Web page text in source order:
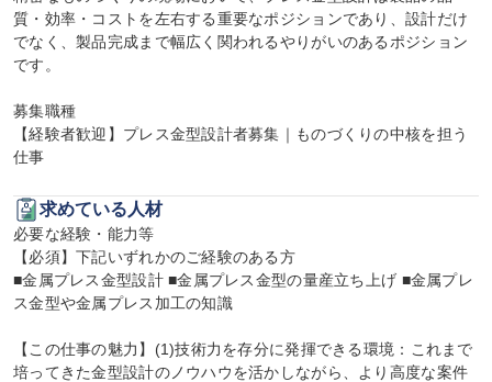
質・効率・コストを左右する重要なポジションであり、設計だけ
でなく、製品完成まで幅広く関われるやりがいのあるポジション
です。
募集職種
【経験者歓迎】プレス金型設計者募集｜ものづくりの中核を担う
仕事
求めている人材
必要な経験・能力等
【必須】下記いずれかのご経験のある方
■金属プレス金型設計 ■金属プレス金型の量産立ち上げ ■金属プレ
ス金型や金属プレス加工の知識
【この仕事の魅力】(1)技術力を存分に発揮できる環境：これまで
培ってきた金型設計のノウハウを活かしながら、より高度な案件